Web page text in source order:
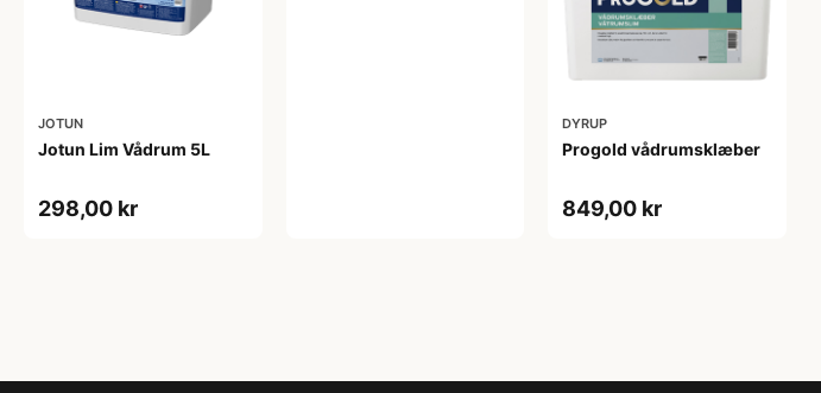
JOTUN
Jotun Lim Vådrum 5L
298,00 kr
DYRUP
Progold vådrumsklæber
849,00 kr